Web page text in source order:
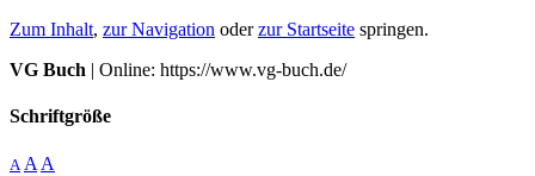
Zum Inhalt, zur Navigation oderzur Startseite springen.
VG Buch | Online: https://www.vg-buch.de/
Schriftgröße
A A A